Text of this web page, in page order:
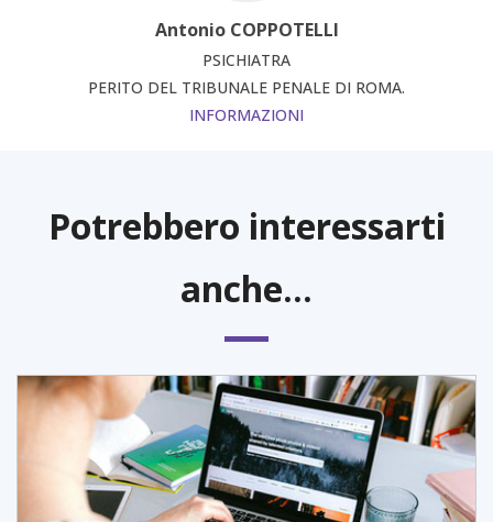
Antonio COPPOTELLI
PSICHIATRA
PERITO DEL TRIBUNALE PENALE DI ROMA.
INFORMAZIONI
Potrebbero interessarti
anche...